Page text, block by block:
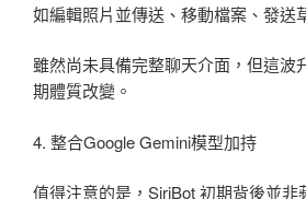
如編輯照片並傳送、移動檔案、發送
雖然尚未具備完整聊天介面，但這波
期體質改變。
4. 整合Google Gemini模型加持
值得注意的是，SiriBot 初期背後並